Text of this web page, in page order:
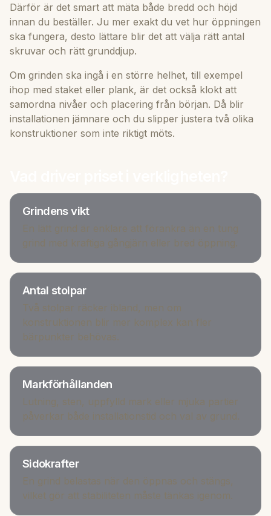
Därför är det smart att mäta både bredd och höjd
innan du beställer. Ju mer exakt du vet hur öppningen
ska fungera, desto lättare blir det att välja rätt antal
skruvar och rätt grunddjup.
Om grinden ska ingå i en större helhet, till exempel
ihop med staket eller plank, är det också klokt att
samordna nivåer och placering från början. Då blir
installationen jämnare och du slipper justera två olika
konstruktioner som inte riktigt möts.
Grindens vikt
En lätt grind är enklare att förankra än en tung
grind med kraftiga gångjärn eller bred öppning.
Antal stolpar
Två stolpar räcker ibland, men om
konstruktionen blir mer komplex kan fler
bärpunkter behövas.
Markförhållanden
Lutning, sten, uppfylld mark eller mjuka partier
påverkar både installationstid och val av grund.
Sidokrafter
En grind belastas när den öppnas och stängs,
vilket gör att stabiliteten måste tänkas igenom.